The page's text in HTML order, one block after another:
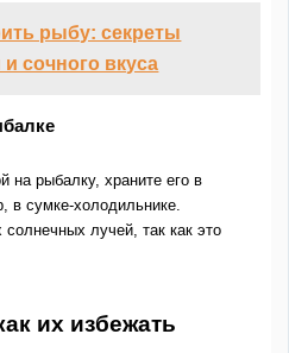
рыбу: секреты
сочного вкуса
на рыбалку, храните его в
в сумке-холодильнике.
лучей, так как это
их избежать